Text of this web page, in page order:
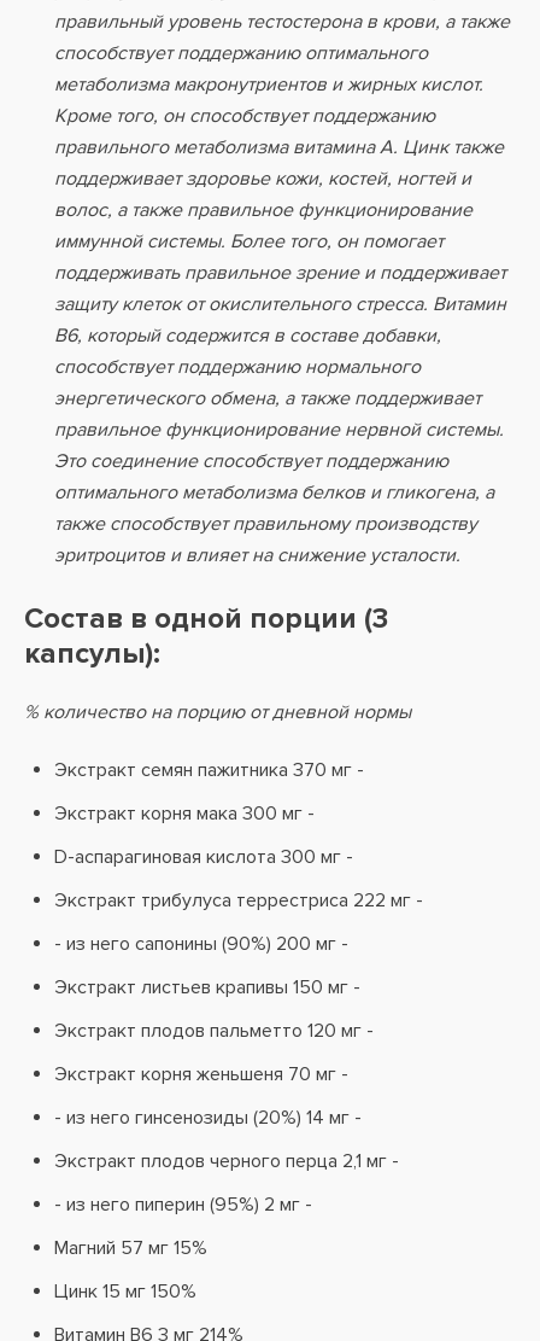
правильный уровень тестостерона в крови, а также
способствует поддержанию оптимального
метаболизма макронутриентов и жирных кислот.
Кроме того, он способствует поддержанию
правильного метаболизма витамина А. Цинк также
поддерживает здоровье кожи, костей, ногтей и
волос, а также правильное функционирование
иммунной системы. Более того, он помогает
поддерживать правильное зрение и поддерживает
защиту клеток от окислительного стресса. Витамин
B6, который содержится в составе добавки,
способствует поддержанию нормального
энергетического обмена, а также поддерживает
правильное функционирование нервной системы.
Это соединение способствует поддержанию
оптимального метаболизма белков и гликогена, а
также способствует правильному производству
эритроцитов и влияет на снижение усталости.
Состав в одной порции (3
капсулы):
% количество на порцию от дневной нормы
Экстракт семян пажитника 370 мг -
Экстракт корня мака 300 мг -
D-аспарагиновая кислота 300 мг -
Экстракт трибулуса террестриса 222 мг -
- из него сапонины (90%) 200 мг -
Экстракт листьев крапивы 150 мг -
Экстракт плодов пальметто 120 мг -
Экстракт корня женьшеня 70 мг -
- из него гинсенозиды (20%) 14 мг -
Экстракт плодов черного перца 2,1 мг -
- из него пиперин (95%) 2 мг -
Магний 57 мг 15%
Цинк 15 мг 150%
Витамин В6 3 мг 214%